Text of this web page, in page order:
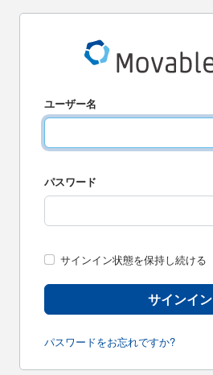
ユーザー名
パスワード
サインイン状態を保持し続ける
パスワードをお忘れですか?
サインイン